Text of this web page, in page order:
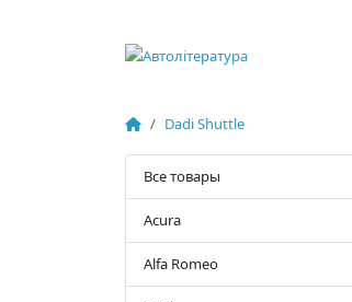
Dadi Shuttle
Все товары
Acura
Alfa Romeo